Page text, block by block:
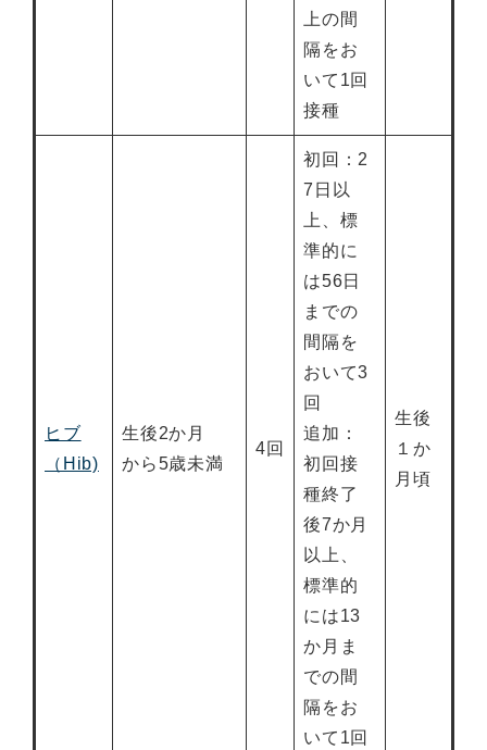
上の間
隔をお
いて1回
接種
ヒブ
（Hib)
生後2か月
から5歳未満
4回
初回：2
7日以
上、標
準的に
は56日
までの
間隔を
おいて3
回
追加：
初回接
種終了
後7か月
以上、
標準的
には13
か月ま
での間
隔をお
いて1回
生後
１か
月頃